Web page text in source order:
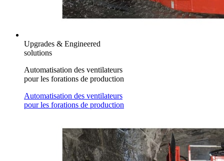
Upgrades & Engineered
solutions
Automatisation des ventilateurs
pour les forations de production
Automatisation des ventilateurs
pour les forations de production